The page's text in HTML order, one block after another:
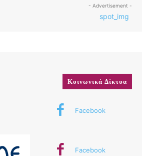
- Advertisement -
Κοινωνικά Δίκτυα
Facebook
Facebook